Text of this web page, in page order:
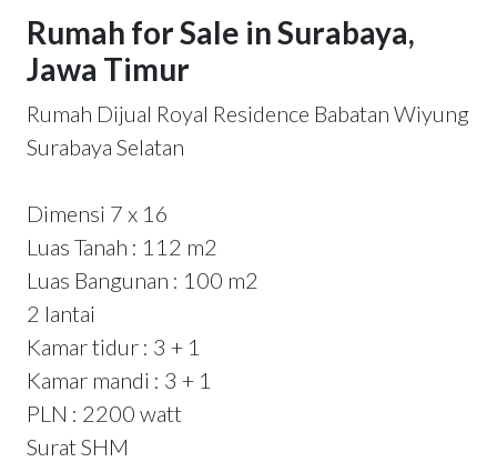
Rumah for Sale in Surabaya,
Jawa Timur
Rumah Dijual Royal Residence Babatan Wiyung
Surabaya Selatan
Dimensi 7 x 16
Luas Tanah : 112 m2
Luas Bangunan : 100 m2
2 lantai
Kamar tidur : 3 + 1
Kamar mandi : 3 + 1
PLN : 2200 watt
Surat SHM